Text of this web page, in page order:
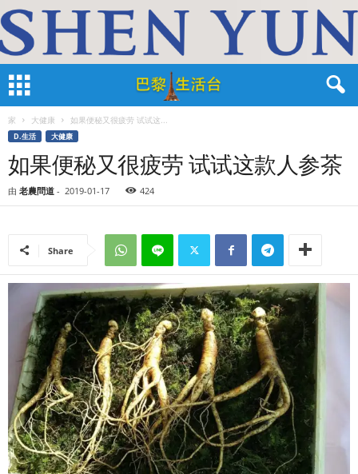
家 大健康 如果便秘又很疲劳 试试这...
D.生活 大健康
如果便秘又很疲劳 试试这款人参茶
由 老農問道 - 2019-01-17 424
Share